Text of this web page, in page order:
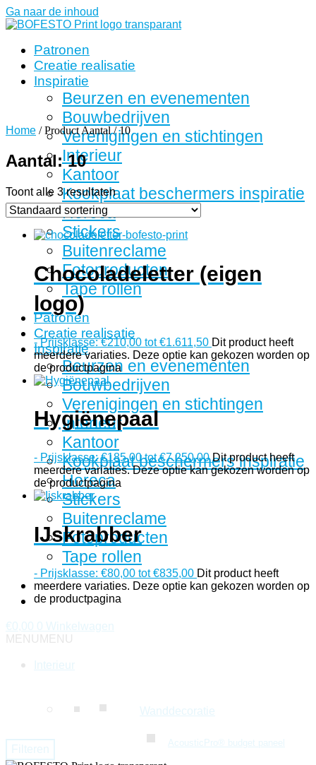
Ga naar de inhoud
Patronen
Creatie realisatie
Inspiratie
Beurzen en evenementen
Bouwbedrijven
Verenigingen en stichtingen
Interieur
Kantoor
Kookplaat beschermers inspiratie
Horeca
Stickers
Buitenreclame
Fotoproducten
Tape rollen
Patronen
Creatie realisatie
Inspiratie
Beurzen en evenementen
Bouwbedrijven
Verenigingen en stichtingen
Interieur
Kantoor
Kookplaat beschermers inspiratie
Horeca
Stickers
Buitenreclame
Fotoproducten
Tape rollen
€0,00 0 Winkelwagen
MENU
MENU
Interieur
Wanddecoratie
AcousticPro® budget paneel
Home / Product Aantal / 10
Aantal: 10
Toont alle 3 resultaten
Chocoladeletter (eigen
logo)
- Prijsklasse: €210,00 tot €1.611,50 Dit product heeft
meerdere variaties. Deze optie kan gekozen worden op
de productpagina
Hygiënepaal
- Prijsklasse: €185,00 tot €7.250,00 Dit product heeft
meerdere variaties. Deze optie kan gekozen worden op
de productpagina
IJskrabber
- Prijsklasse: €80,00 tot €835,00 Dit product heeft
meerdere variaties. Deze optie kan gekozen worden op
de productpagina
Filteren